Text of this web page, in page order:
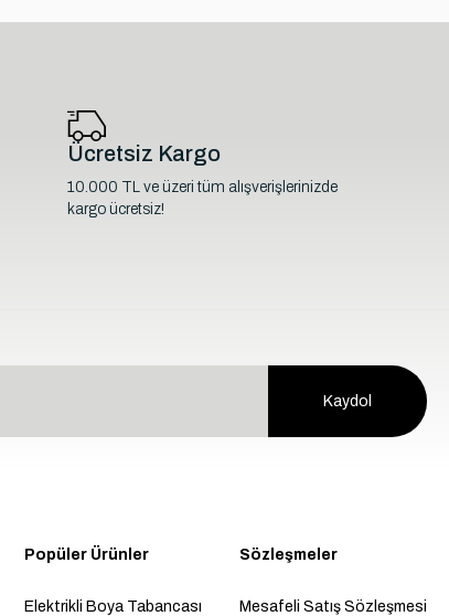
Ücretsiz Kargo
10.000 TL ve üzeri tüm alışverişlerinizde
kargo ücretsiz!
Kaydol
Popüler Ürünler
Elektrikli Boya Tabancası
Sözleşmeler
Mesafeli Satış Sözleşmesi